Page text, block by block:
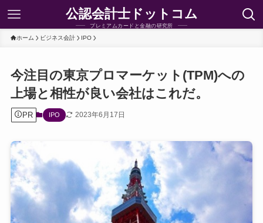
公認会計士ドットコム
プレミアムカードと金融の研究所
ホーム ビジネス会計 IPO
今注目の東京プロマーケット(TPM)への
上場と相性が良い会社はこれだ。
PR IPO 2023年6月17日